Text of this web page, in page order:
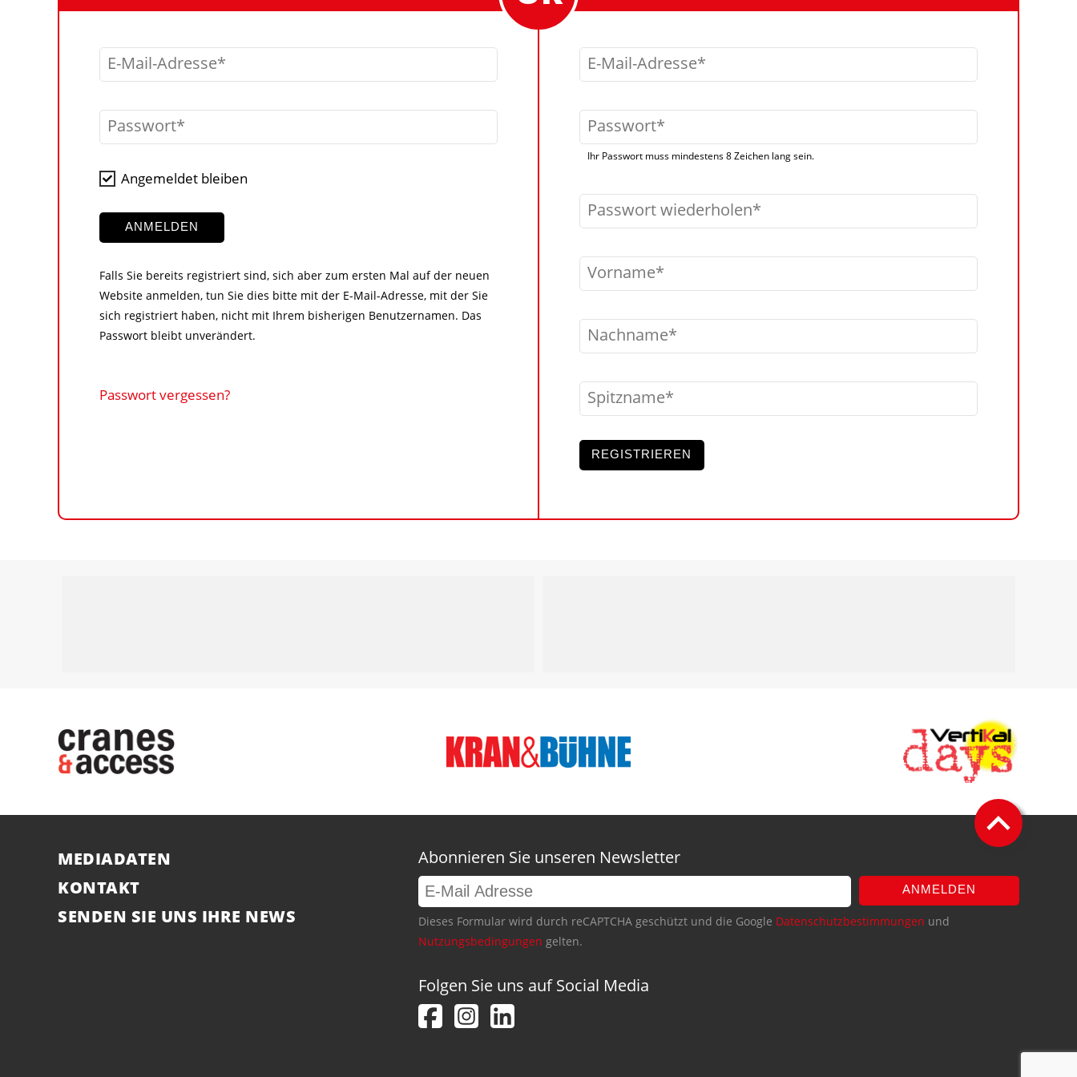
E-Mail-Adresse
Passwort
Angemeldet bleiben
ANMELDEN
Falls Sie bereits registriert sind, sich aber zum ersten Mal auf der neuen
Website anmelden, tun Sie dies bitte mit der E-Mail-Adresse, mit der Sie
sich registriert haben, nicht mit Ihrem bisherigen Benutzernamen. Das
Passwort bleibt unverändert.
Passwort vergessen?
E-Mail-Adresse
Passwort
Ihr Passwort muss mindestens 8 Zeichen lang sein.
Passwort wiederholen
Vorname
Nachname
Spitzname
REGISTRIEREN
MEDIADATEN
KONTAKT
SENDEN SIE UNS IHRE NEWS
Abonnieren Sie unseren Newsletter
ANMELDEN
Dieses Formular wird durch reCAPTCHA geschützt und die Google Datenschutzbestimmungen und
Nutzungsbedingungen gelten.
Folgen Sie uns auf Social Media